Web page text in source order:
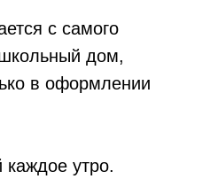
с самого
дом,
в оформлении
утро.